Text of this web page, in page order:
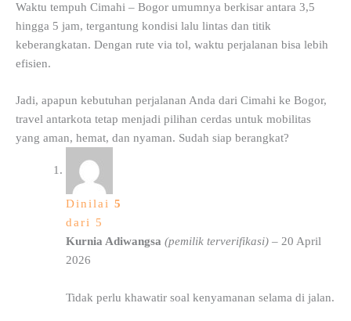
Waktu tempuh Cimahi – Bogor umumnya berkisar antara 3,5
hingga 5 jam, tergantung kondisi lalu lintas dan titik
keberangkatan. Dengan rute via tol, waktu perjalanan bisa lebih
efisien.
Jadi, apapun kebutuhan perjalanan Anda dari Cimahi ke Bogor,
travel antarkota tetap menjadi pilihan cerdas untuk mobilitas
yang aman, hemat, dan nyaman. Sudah siap berangkat?
Dinilai 5
dari 5
Kurnia Adiwangsa (pemilik terverifikasi) – 20 April
2026
Tidak perlu khawatir soal kenyamanan selama di jalan.